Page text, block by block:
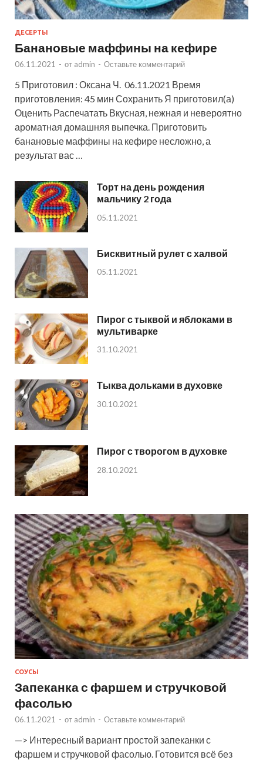
ДЕСЕРТЫ
Банановые маффины на кефире
06.11.2021 - от admin - Оставьте комментарий
5 Приготовил : Оксана Ч. 06.11.2021 Время
приготовления: 45 мин Сохранить Я приготовил(а)
Оценить Распечатать Вкусная, нежная и невероятно
ароматная домашняя выпечка. Приготовить
банановые маффины на кефире несложно, а
результат вас …
Торт на день рождения
мальчику 2 года
05.11.2021
Бисквитный рулет с халвой
05.11.2021
Пирог с тыквой и яблоками в
мультиварке
31.10.2021
Тыква дольками в духовке
30.10.2021
Пирог с творогом в духовке
28.10.2021
СОУСЫ
Запеканка с фаршем и стручковой
фасолью
06.11.2021 - от admin - Оставьте комментарий
—> Интересный вариант простой запеканки с
фаршем и стручковой фасолью. Готовится всё без